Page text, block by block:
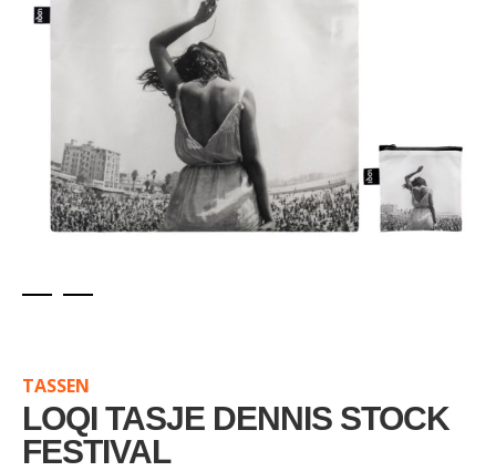
beginning
of
the
images
TASSEN
LOQI TASJE DENNIS STOCK
FESTIVAL